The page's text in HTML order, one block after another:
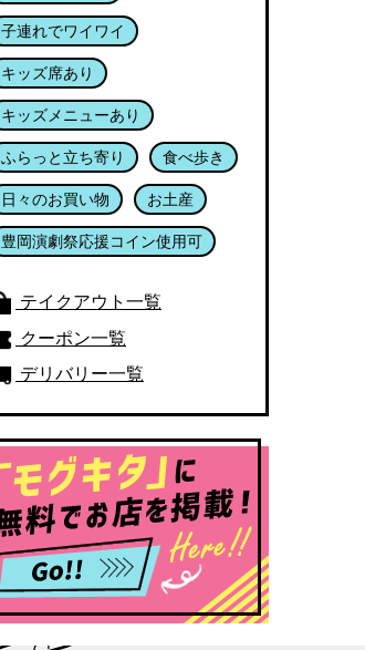
子連れでワイワイ
キッズ席あり
キッズメニューあり
ふらっと立ち寄り 食べ歩き
日々のお買い物 お土産
豊岡演劇祭応援コイン使用可
テイクアウト一覧
クーポン一覧
デリバリー一覧